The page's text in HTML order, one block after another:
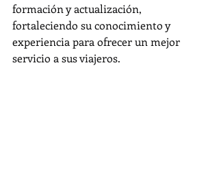
formación y actualización,
fortaleciendo su conocimiento y
experiencia para ofrecer un mejor
servicio a sus viajeros.